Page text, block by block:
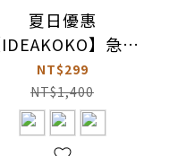
夏日優惠
IDEAKOKO】急速
酷涼頸圈（人類適
用）
NT$299
NT$1,400